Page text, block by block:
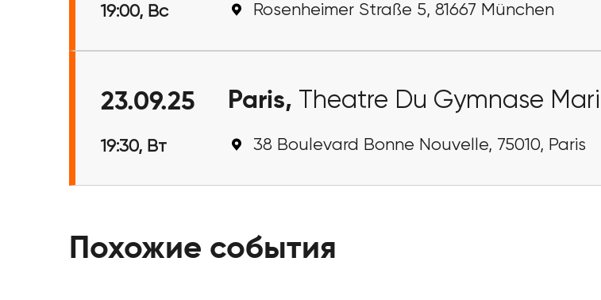
19:00, Вс Rosenheimer Straße 5, 81667 München
23.09.25
19:30, Вт
Paris, Theatre Du Gymnase
38 Boulevard Bonne Nouvelle, 75010, Paris
Похожие события